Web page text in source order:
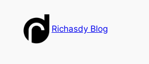
content
Richasdy Blog